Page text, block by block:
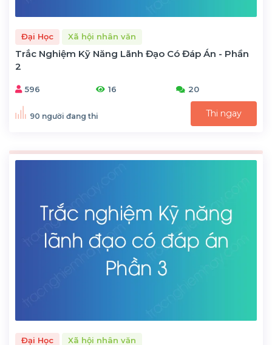
Đại Học Xã hội nhân văn
Trắc Nghiệm Kỹ Năng Lãnh Đạo Có Đáp Án - Phần
2
596 16 20
90 người đang thi Thi ngay
Đại Học Xã hội nhân văn